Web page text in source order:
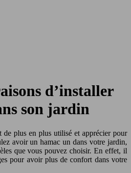
d’installer
son jardin
avoir un hamac un dans votre jardin,
que vous pouvez choisir. En effet, il
pour avoir plus de confort dans votre